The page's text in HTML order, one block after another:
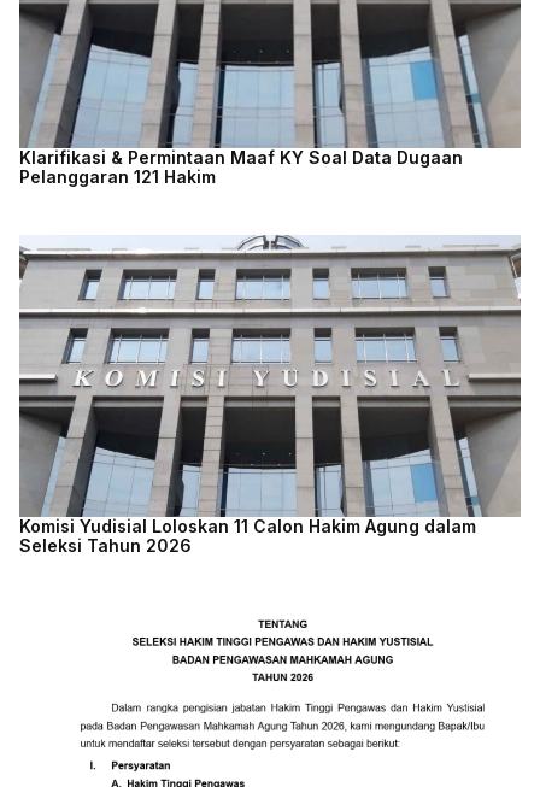
Klarifikasi & Permintaan Maaf KY Soal Data Dugaan
Pelanggaran 121 Hakim
Komisi Yudisial Loloskan 11 Calon Hakim Agung dalam
Seleksi Tahun 2026